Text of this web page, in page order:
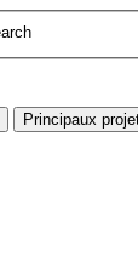
Principaux